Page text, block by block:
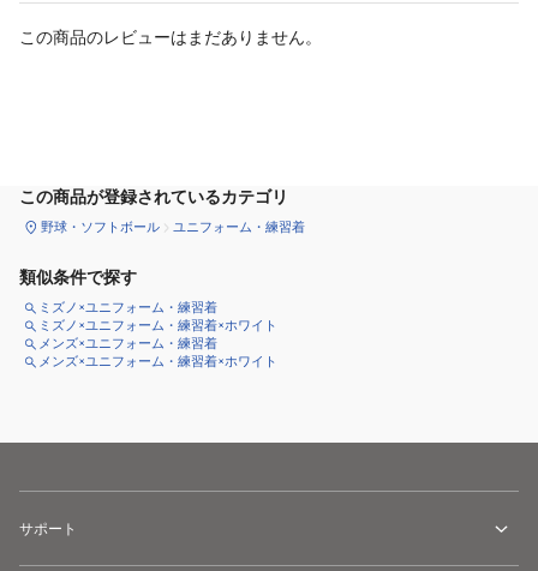
この商品のレビューはまだありません。
この商品が登録されているカテゴリ
野球・ソフトボール ユニフォーム・練習着
類似条件で探す
ミズノ×ユニフォーム・練習着
ミズノ×ユニフォーム・練習着×ホワイト
メンズ×ユニフォーム・練習着
メンズ×ユニフォーム・練習着×ホワイト
サポート